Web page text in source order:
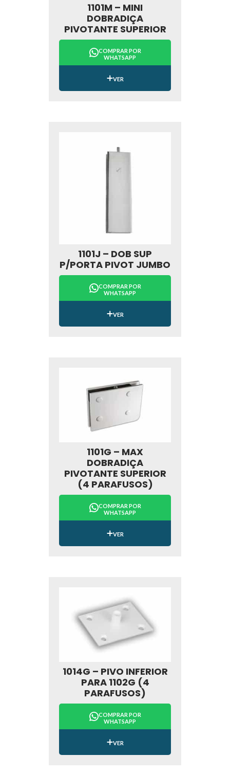
1101M – MINI
DOBRADIÇA
PIVOTANTE SUPERIOR
COMPRAR POR
WHATSAPP
VER
1101J – DOB SUP
P/PORTA PIVOT JUMBO
COMPRAR POR
WHATSAPP
VER
1101G – MAX
DOBRADIÇA
PIVOTANTE SUPERIOR
(4 PARAFUSOS)
COMPRAR POR
WHATSAPP
VER
1014G – PIVO INFERIOR
PARA 1102G (4
PARAFUSOS)
COMPRAR POR
WHATSAPP
VER